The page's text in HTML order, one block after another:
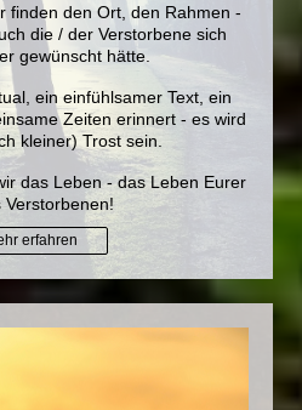
finden den Ort, den Rahmen -
die / der Verstorbene sich
gewünscht hätte.
ein einfühlsamer Text, ein
Zeiten erinnert - es wird
kleiner) Trost sein.
das Leben - das Leben Eurer
Verstorbenen!
erfahren